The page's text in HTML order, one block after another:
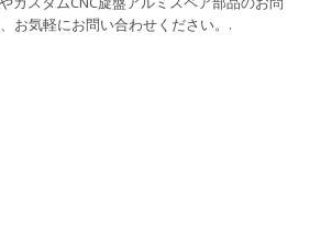
お気軽にお問い合わせください。.